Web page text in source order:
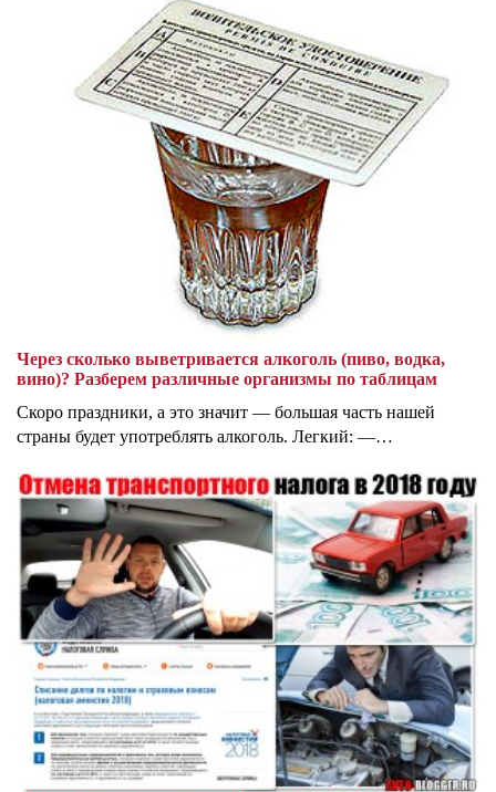
Через сколько выветривается алкоголь (пиво, водка,
вино)? Разберем различные организмы по таблицам
Скоро праздники, а это значит — большая часть нашей
страны будет употреблять алкоголь. Легкий: —…